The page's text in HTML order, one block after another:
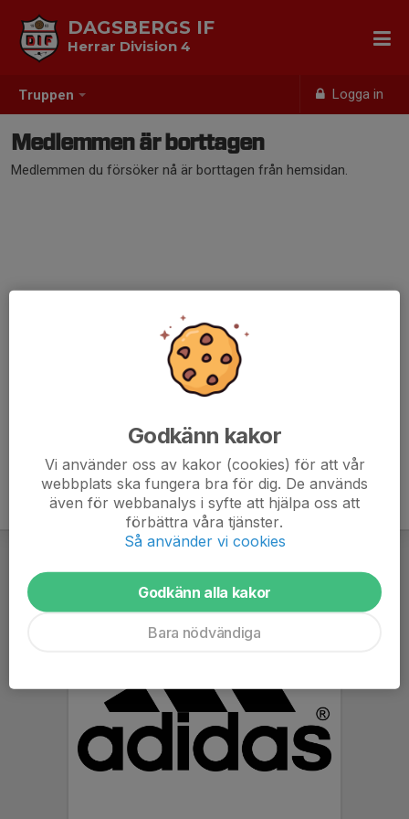
Truppen Logga in
DAGSBERGS IF
Herrar Division 4
Medlemmen är borttagen
Medlemmen du försöker nå är borttagen från hemsidan.
Godkänn kakor
Vi använder oss av kakor (cookies) för att vår
webbplats ska fungera bra för dig. De används
även för webbanalys i syfte att hjälpa oss att
förbättra våra tjänster.
Så använder vi cookies
Godkänn alla kakor
Bara nödvändiga